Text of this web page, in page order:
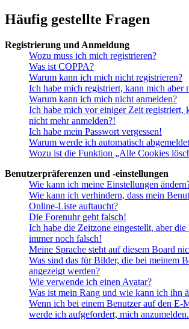
Häufig gestellte Fragen
Registrierung und Anmeldung
Wozu muss ich mich registrieren?
Was ist COPPA?
Warum kann ich mich nicht registrieren?
Ich habe mich registriert, kann mich aber
Warum kann ich mich nicht anmelden?
Ich habe mich vor einiger Zeit registriert,
nicht mehr anmelden?!
Ich habe mein Passwort vergessen!
Warum werde ich automatisch
Wozu ist die Funktion „Alle Cookies
Benutzerpräferenzen und -einstellungen
Wie kann ich meine Einstellungen
Wie kann ich verhindern, dass mein
Online-Liste auftaucht?
Die Forenuhr geht falsch!
Ich habe die Zeitzone eingestellt, aber
immer noch falsch!
Meine Sprache steht auf diesem Board
Was sind das für Bilder, die bei meinem
angezeigt werden?
Wie verwende ich einen Avatar?
Was ist mein Rang und wie kann ich ihn
Wenn ich bei einem Benutzer auf den
werde ich aufgefordert, mich anzumelden.